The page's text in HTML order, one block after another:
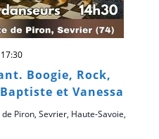
Boogie, Rock,
et Vanessa
17:30
Piron, Sevrier, Haute-Savoie,